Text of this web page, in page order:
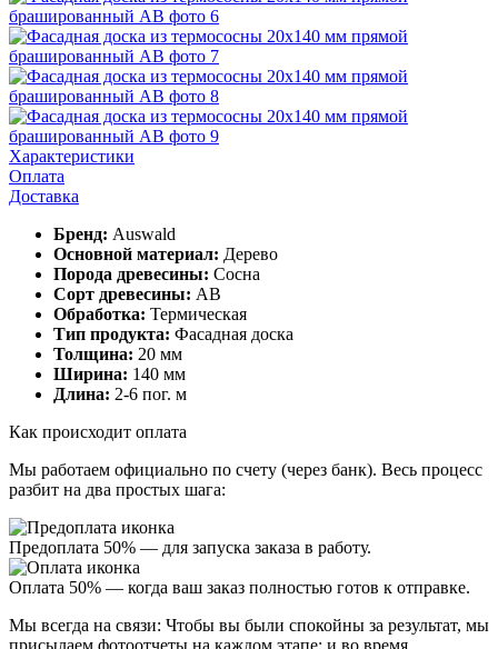
Характеристики
Оплата
Доставка
Бренд: Auswald
Основной материал: Дерево
Порода древесины: Сосна
Сорт древесины: АВ
Обработка: Термическая
Тип продукта: Фасадная доска
Толщина: 20 мм
Ширина: 140 мм
Длина: 2-6 пог. м
Как происходит оплата
Мы работаем официально по счету (через банк). Весь процесс
разбит на два простых шага:
Предоплата 50% — для запуска заказа в работу.
Оплата 50% — когда ваш заказ полностью готов к отправке.
Мы всегда на связи: Чтобы вы были спокойны за результат, мы
присылаем фотоотчеты на каждом этапе: и во время